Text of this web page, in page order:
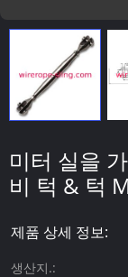
미터 실을
비 턱 & 턱
제품 상세 정보:
생산지.: